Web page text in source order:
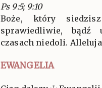
Ps 9:5; 9:10
Boże, który
sprawiedliwie, bądź
czasach niedoli.
EWANGELIA